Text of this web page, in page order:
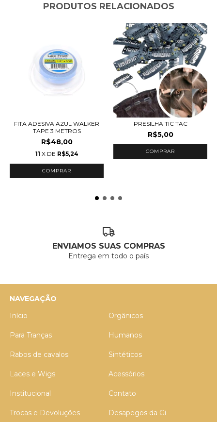
PRODUTOS RELACIONADOS
FITA ADESIVA AZUL WALKER
TAPE 3 METROS
R$48,00
11 X DE R$5,24
PRESILHA TIC TAC
R$5,00
COMPRAR
ENVIAMOS SUAS COMPRAS
Entrega em todo o país
NAVEGAÇÃO
Início
Orgânicos
Para Tranças Humanos
Rabos de cavalos Sintéticos
Laces e Wigs Acessórios
Institucional Contato
Trocas e Devoluções Desapegos da Gi